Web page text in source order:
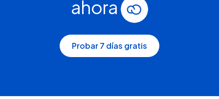
ahora
Probar 7 días gratis